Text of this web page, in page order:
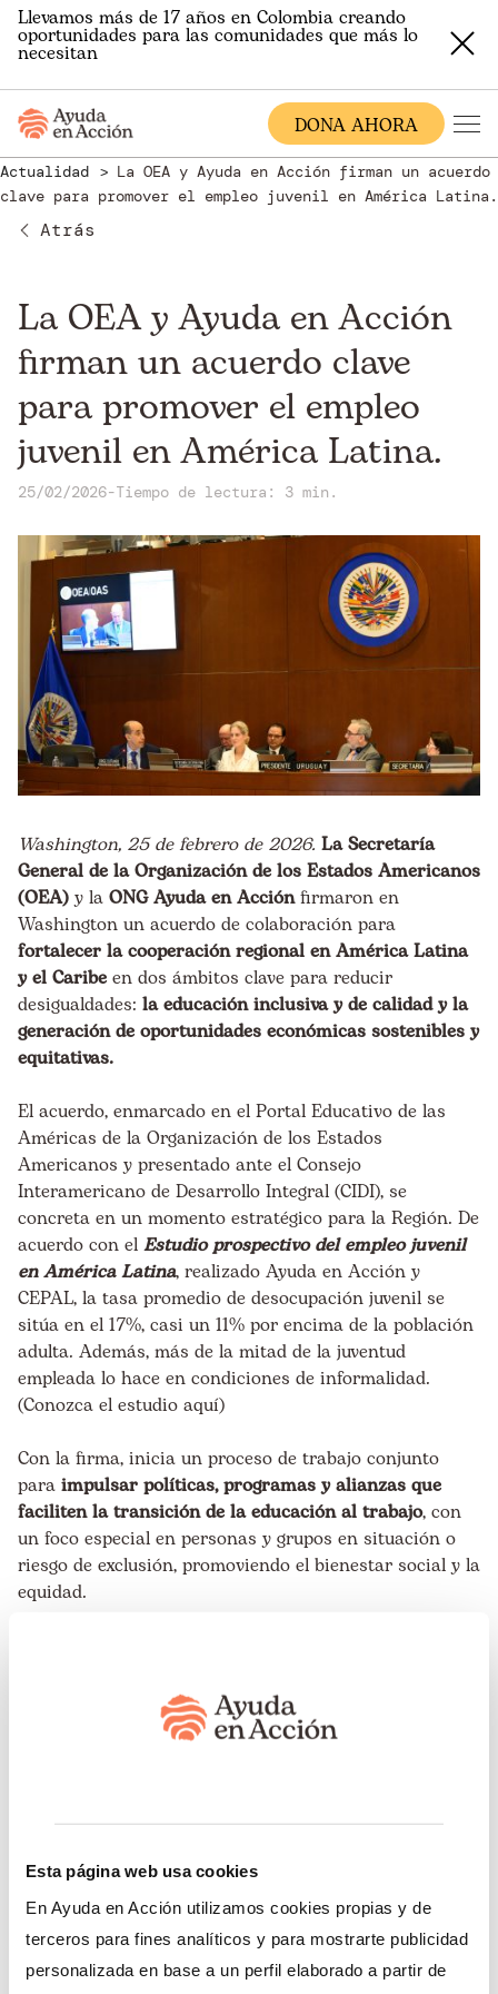
Esta página web usa cookies
En Ayuda en Acción utilizamos cookies propias y de
terceros para fines analíticos y para mostrarte publicidad
personalizada en base a un perfil elaborado a partir de
Llevamos más de 17 años en Colombia creando
oportunidades para las comunidades que más lo
necesitan
DONA AHORA
Actualidad
La OEA y Ayuda en Acción firman un acuerdo
clave para promover el empleo juvenil en América Latina.
Atrás
La OEA y Ayuda en Acción
firman un acuerdo clave
para promover el empleo
juvenil en América Latina.
25/02/2026-Tiempo de lectura: 3 min.
Washington, 25 de febrero de 2026. La Secretaría
General de la Organización de los Estados Americanos
(OEA)y la ONG Ayuda en Acciónfirmaron en
Washington un acuerdo de colaboración para
fortalecer la cooperación regional en América Latina
y el Caribe en dos ámbitos clave para reducir
desigualdades: la educación inclusiva y de calidad y la
generación de oportunidades económicas sostenibles y
equitativas.
El acuerdo, enmarcado en el Portal Educativo de las
Américas de la Organización de los Estados
Americanos y presentado ante el Consejo
Interamericano de Desarrollo Integral (CIDI), se
concreta en un momento estratégico para la Región. De
acuerdo con el Estudio prospectivo del empleo juvenil
en América Latina, realizado Ayuda en Acción y
CEPAL, la tasa promedio de desocupación juvenil se
sitúa en el 17%, casi un 11% por encima de la población
adulta. Además, más de la mitad de la juventud
empleada lo hace en condiciones de informalidad.
(Conozca el estudio aquí)
Con la firma, inicia un proceso de trabajo conjunto
para impulsar políticas, programas y alianzas que
faciliten la transición de la educación al trabajo, con
un foco especial en personas y grupos en situación o
riesgo de exclusión, promoviendo el bienestar social y la
equidad.
nuestro compromiso
compartido de ampliar el acceso
la transición educación-trabajo
y cimentar las bases de la paz y
la prosperidad en nuestros
Estados Miembros”, afirmó
Barbara Kotschwar,Oficial a